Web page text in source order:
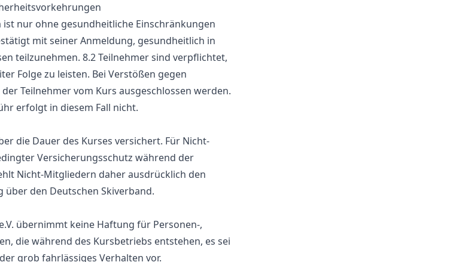
ist nur ohne gesundheitliche Einschränkungen
mit seiner Anmeldung, gesundheitlich in
teilzunehmen. 8.2 Teilnehmer sind verpflichtet,
Folge zu leisten. Bei Verstößen gegen
Teilnehmer vom Kurs ausgeschlossen werden.
erfolgt in diesem Fall nicht.
die Dauer des Kurses versichert. Für Nicht-
Versicherungsschutz während der
Nicht-Mitgliedern daher ausdrücklich den
über den Deutschen Skiverband.
übernimmt keine Haftung für Personen-,
die während des Kursbetriebs entstehen, es sei
grob fahrlässiges Verhalten vor.